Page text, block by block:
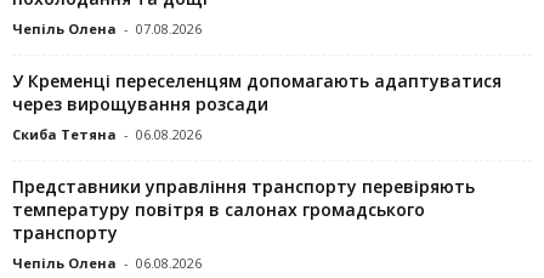
Чепіль Олена - 07.08.2026
У Кременці переселенцям допомагають адаптуватися
через вирощування розсади
Скиба Тетяна - 06.08.2026
Представники управління транспорту перевіряють
температуру повітря в салонах громадського
транспорту
Чепіль Олена - 06.08.2026